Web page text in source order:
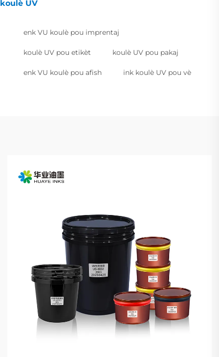
koulè UV
enk VU koulè pou imprentaj
koulè UV pou etikèt koulè UV pou pakaj
enk VU koulè pou afish ink koulè UV pou vè